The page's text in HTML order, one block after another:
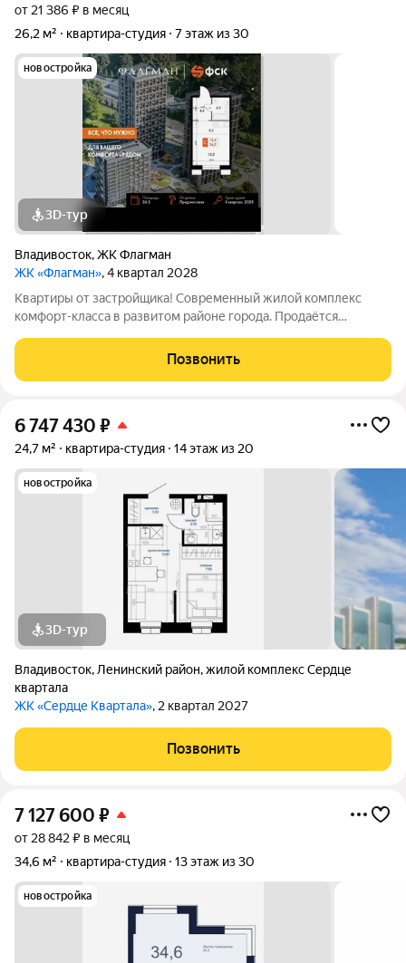
от 21 386 ₽ в месяц
26,2 м²
квартира-студия 7 этаж из 30
новостройка
3D-тур
Владивосток,ЖК Флагман
ЖК «Флагман», 4 квартал 2028
Квартиры от застройщика! Современный жилой комплекс
комфорт-класса в развитом районе города. Продаётся
этаже 30 этажного здания. Предчистовая отделка. - Линейная
планировка - максимальная
Позвонить
6 747 430 ₽
24,7 м² квартира-студия 14 этаж из 20
новостройка
3D-тур
Владивосток, Ленинский район,жилой комплекс Сердце
квартала
ЖК «Сердце Квартала», 2 квартал 2027
Позвонить
7 127 600 ₽
от 28 842 ₽ в месяц
34,6 м²
квартира-студия 13 этаж из 30
новостройка